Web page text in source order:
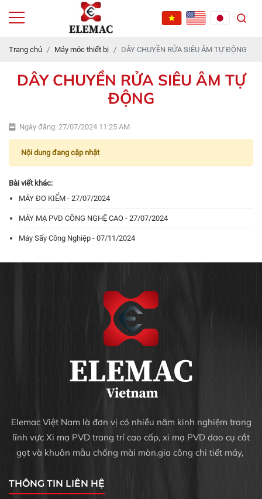
Trang chủ Máy móc thiết bị DÂY CHUYỀN RỬA SIÊU ÂM TỰ ĐỘNG
DÂY CHUYỀN RỬA SIÊU ÂM TỰ
ĐỘNG
Ngày đăng: 27/07/2024 11:25 AM
Nội dung đang cập nhật
Bài viết khác:
MÁY ĐO KIỂM - 27/07/2024
MÁY MẠ PVD CÔNG NGHỆ CAO - 27/07/2024
Máy Sấy Công Nghiệp - 07/11/2024
Elemac Việt Nam là đơn vị có nhiều năm kinh nghiệm trong
lĩnh vực Xi mạ PVD trang trí cao cấp, xi mạ PVD dao cụ cắt
gọt và khuôn mẫu chống mài mòn,gia công chi tiết máy,
THÔNG TIN LIÊN HỆ